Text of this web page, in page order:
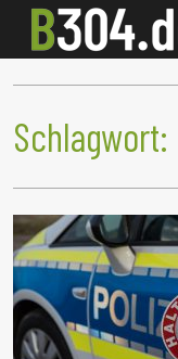
Schlagwort: